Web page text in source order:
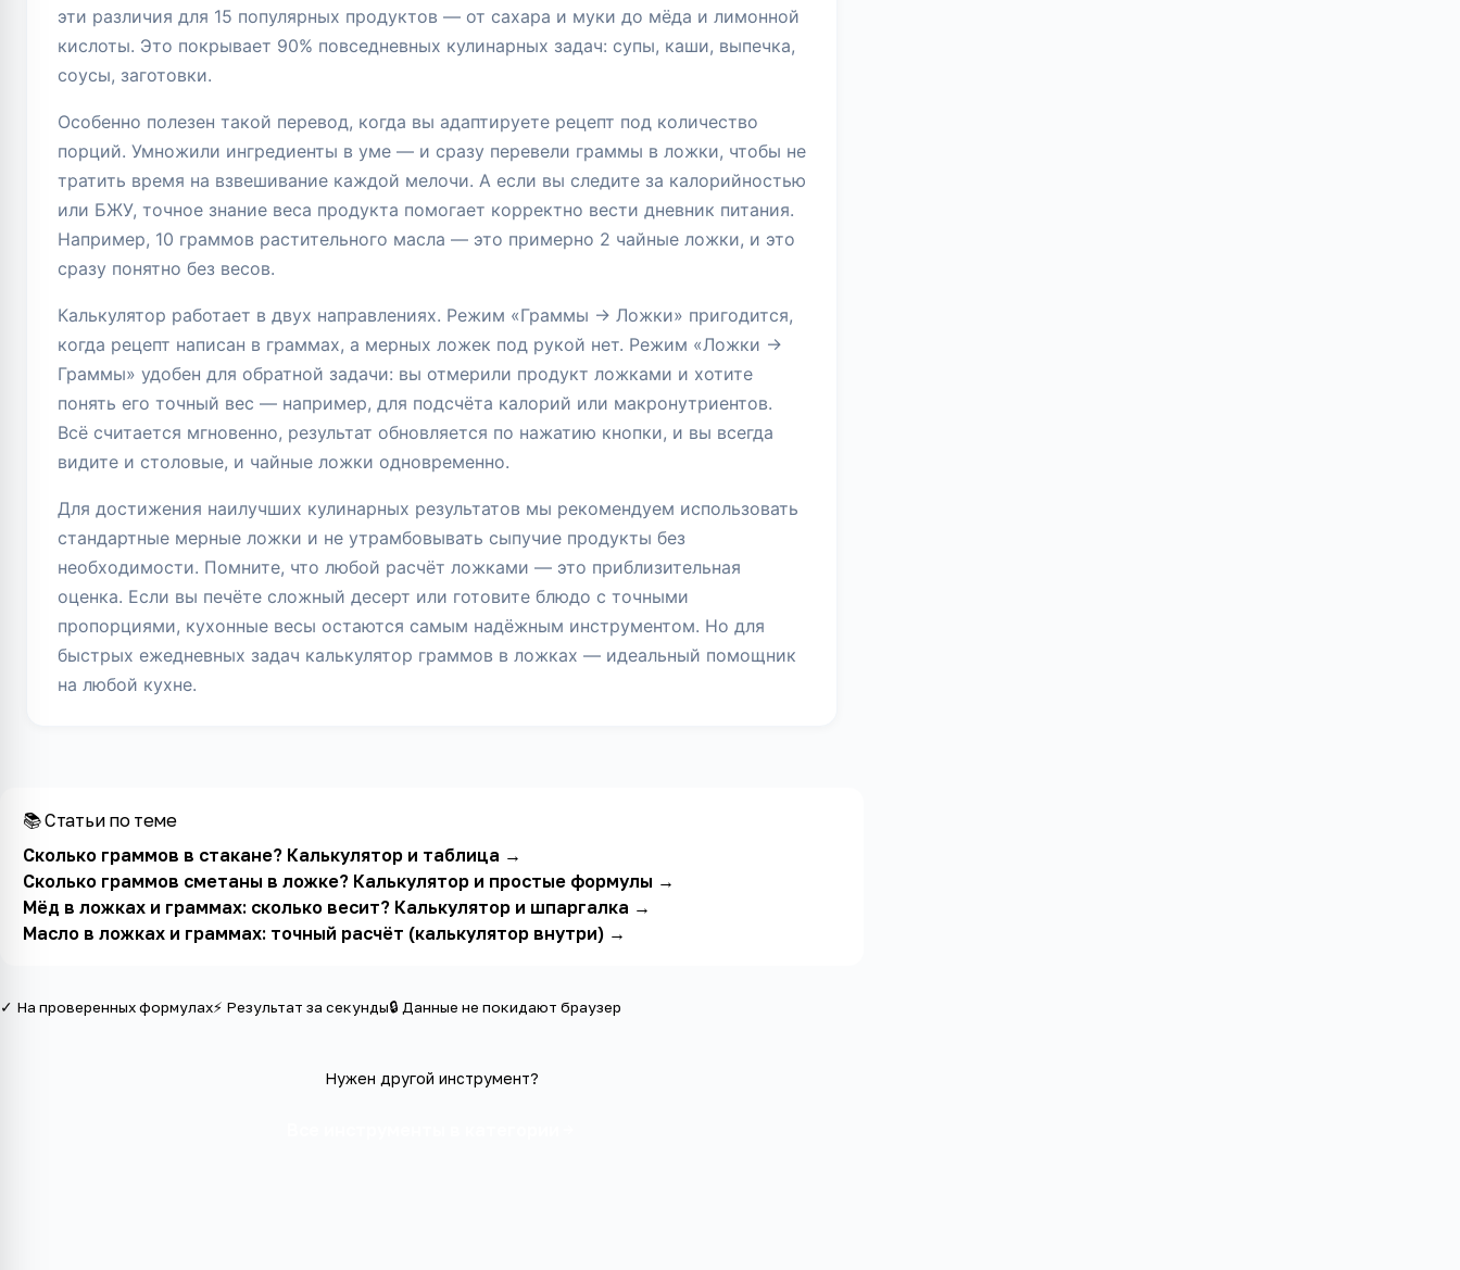
эти различия для 15 популярных продуктов — от сахара и муки до мёда и лимонной
кислоты. Это покрывает 90% повседневных кулинарных задач: супы, каши, выпечка,
соусы, заготовки.
Особенно полезен такой перевод, когда вы адаптируете рецепт под количество
порций. Умножили ингредиенты в уме — и сразу перевели граммы в ложки, чтобы не
тратить время на взвешивание каждой мелочи. А если вы следите за калорийностью
или БЖУ, точное знание веса продукта помогает корректно вести дневник питания.
Например, 10 граммов растительного масла — это примерно 2 чайные ложки, и это
сразу понятно без весов.
Калькулятор работает в двух направлениях. Режим «Граммы → Ложки» пригодится,
когда рецепт написан в граммах, а мерных ложек под рукой нет. Режим «Ложки →
Граммы» удобен для обратной задачи: вы отмерили продукт ложками и хотите
понять его точный вес — например, для подсчёта калорий или макронутриентов.
Всё считается мгновенно, результат обновляется по нажатию кнопки, и вы всегда
видите и столовые, и чайные ложки одновременно.
Для достижения наилучших кулинарных результатов мы рекомендуем использовать
стандартные мерные ложки и не утрамбовывать сыпучие продукты без
необходимости. Помните, что любой расчёт ложками — это приблизительная
оценка. Если вы печёте сложный десерт или готовите блюдо с точными
пропорциями, кухонные весы остаются самым надёжным инструментом. Но для
быстрых ежедневных задач калькулятор граммов в ложках — идеальный помощник
на любой кухне.
📚 Статьи по теме
Сколько граммов в стакане? Калькулятор и таблица →
Сколько граммов сметаны в ложке? Калькулятор и простые формулы →
Мёд в ложках и граммах: сколько весит? Калькулятор и шпаргалка →
Масло в ложках и граммах: точный расчёт (калькулятор внутри)→
✓ На проверенных формулах⚡ Результат за секунды🔒 Данные не покидают браузер
Нужен другой инструмент?